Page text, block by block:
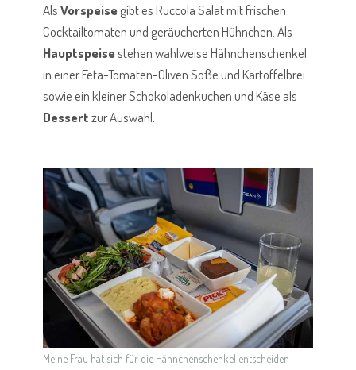
AlsVorspeisegibt es Ruccola Salat mit frischen
Cocktailtomaten und geräucherten Hühnchen. Als
Hauptspeisestehen wahlweise Hähnchenschenkel
in einer Feta-Tomaten-Oliven Soße und Kartoffelbrei
sowie ein kleiner Schokoladenkuchen und Käse als
Dessertzur Auswahl.
Meine Frau hat sich für die Hähnchenschenkel entscheiden